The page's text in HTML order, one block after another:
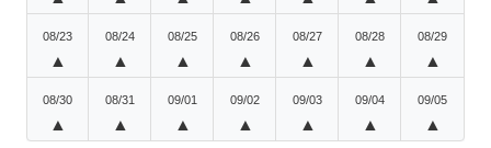
08/23
▲
08/24
▲
08/25
▲
08/26
▲
08/27
▲
08/28
▲
08/29
▲
08/30
▲
08/31
▲
09/01
▲
09/02
▲
09/03
▲
09/04
▲
09/05
▲